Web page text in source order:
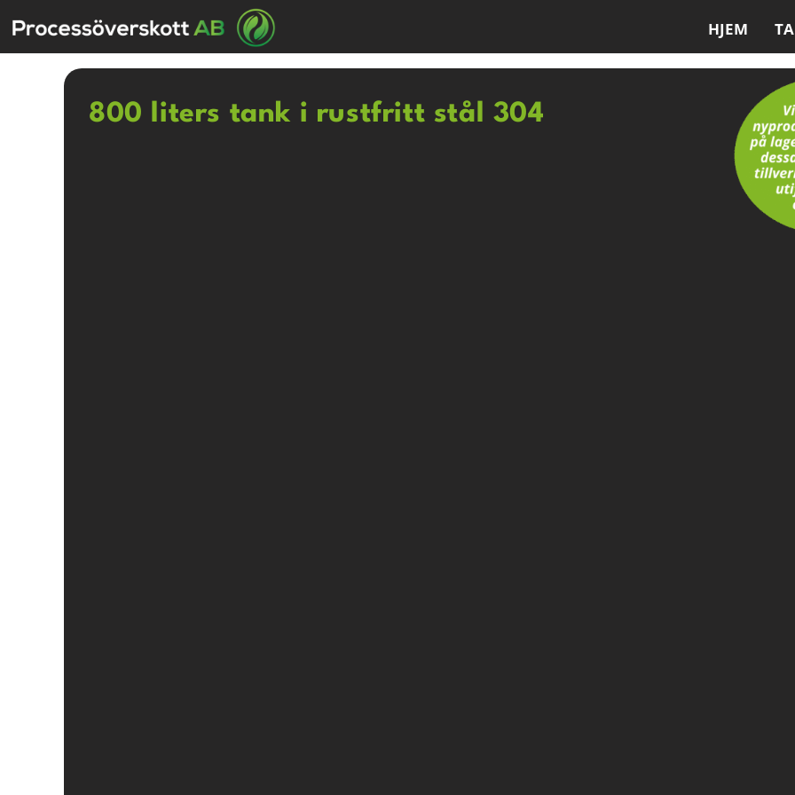
HJEM
800 liters tank i rustfritt stål 304